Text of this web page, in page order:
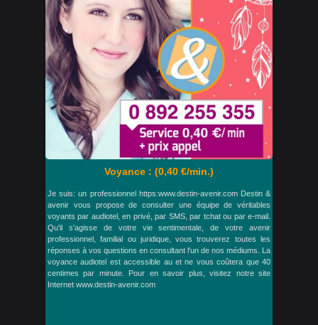
Voyance : (0,40 €/min.)
Je suis: un professionnel https:www.destin-avenir.com Destin &
avenir vous propose de consulter une équipe de véritables
voyants par audiotel, en privé, par SMS, par tchat ou par e-mail.
Qu'il s'agisse de votre vie sentimentale, de votre avenir
professionnel, familial ou juridique, vous trouverez toutes les
réponses à vos questions en consultant l'un de nos médiums. La
voyance audiotel est accessible au et ne vous coûtera que 40
centimes par minute. Pour en savoir plus, visitez notre site
Internet www.destin-avenir.com